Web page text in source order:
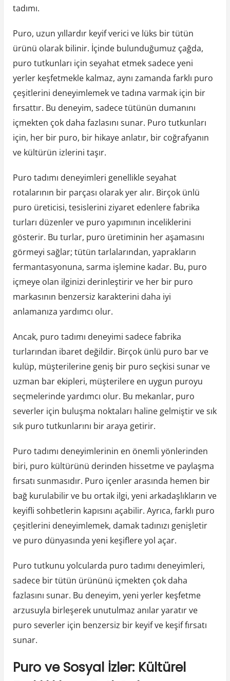
tadımı.
Puro, uzun yıllardır keyif verici ve lüks bir tütün
ürünü olarak bilinir. İçinde bulunduğumuz çağda,
puro tutkunları için seyahat etmek sadece yeni
yerler keşfetmekle kalmaz, aynı zamanda farklı puro
çeşitlerini deneyimlemek ve tadına varmak için bir
fırsattır. Bu deneyim, sadece tütünün dumanını
içmekten çok daha fazlasını sunar. Puro tutkunları
için, her bir puro, bir hikaye anlatır, bir coğrafyanın
ve kültürün izlerini taşır.
Puro tadımı deneyimleri genellikle seyahat
rotalarının bir parçası olarak yer alır. Birçok ünlü
puro üreticisi, tesislerini ziyaret edenlere fabrika
turları düzenler ve puro yapımının inceliklerini
gösterir. Bu turlar, puro üretiminin her aşamasını
görmeyi sağlar; tütün tarlalarından, yaprakların
fermantasyonuna, sarma işlemine kadar. Bu, puro
içmeye olan ilginizi derinleştirir ve her bir puro
markasının benzersiz karakterini daha iyi
anlamanıza yardımcı olur.
Ancak, puro tadımı deneyimi sadece fabrika
turlarından ibaret değildir. Birçok ünlü puro bar ve
kulüp, müşterilerine geniş bir puro seçkisi sunar ve
uzman bar ekipleri, müşterilere en uygun puroyu
seçmelerinde yardımcı olur. Bu mekanlar, puro
severler için buluşma noktaları haline gelmiştir ve sık
sık puro tutkunlarını bir araya getirir.
Puro tadımı deneyimlerinin en önemli yönlerinden
biri, puro kültürünü derinden hissetme ve paylaşma
fırsatı sunmasıdır. Puro içenler arasında hemen bir
bağ kurulabilir ve bu ortak ilgi, yeni arkadaşlıkların ve
keyifli sohbetlerin kapısını açabilir. Ayrıca, farklı puro
çeşitlerini deneyimlemek, damak tadınızı genişletir
ve puro dünyasında yeni keşiflere yol açar.
Puro tutkunu yolcularda puro tadımı deneyimleri,
sadece bir tütün ürününü içmekten çok daha
fazlasını sunar. Bu deneyim, yeni yerler keşfetme
arzusuyla birleşerek unutulmaz anılar yaratır ve
puro severler için benzersiz bir keyif ve keşif fırsatı
sunar.
Puro ve Sosyal İzler: Kültürel